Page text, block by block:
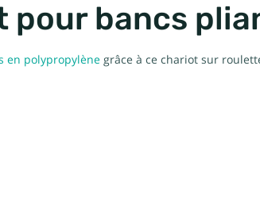
pour bancs
en polypropylène grâce à ce chariot sur